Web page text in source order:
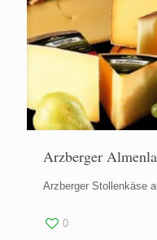
Arzberger
Arzberger Stollenkäse
0